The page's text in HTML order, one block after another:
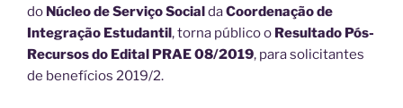
do Núcleo de Serviço SocialdaCoordenação de
Integração Estudantil, torna público o Resultado Pós-
Recursos do Edital PRAE 08/2019, para solicitantes
de benefícios 2019/2.